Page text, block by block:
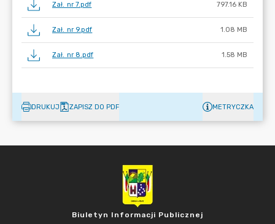
Zał. nr 7.pdf 797.16 KB
Zał. nr 9.pdf 1.08 MB
Zał. nr 8.pdf 1.58 MB
DRUKUJ ZAPISZ DO PDF METRYCZKA
Biuletyn Informacji Publicznej